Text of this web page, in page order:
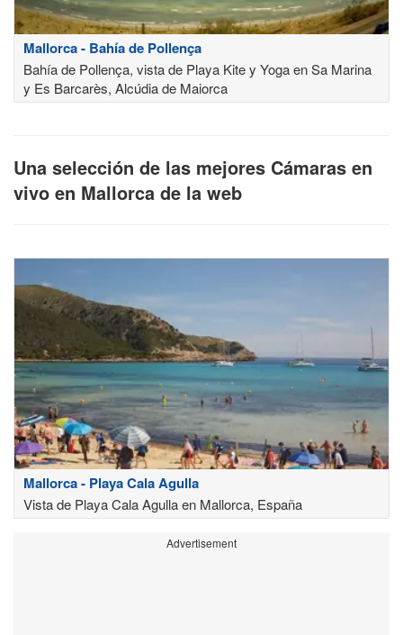
Mallorca - Bahía de Pollença
Bahía de Pollença, vista de Playa Kite y Yoga en Sa Marina
y Es Barcarès, Alcúdia de Maiorca
Una selección de las mejores Cámaras en
vivo en Mallorca de la web
Mallorca - Playa Cala Agulla
Vista de Playa Cala Agulla en Mallorca, España
Advertisement